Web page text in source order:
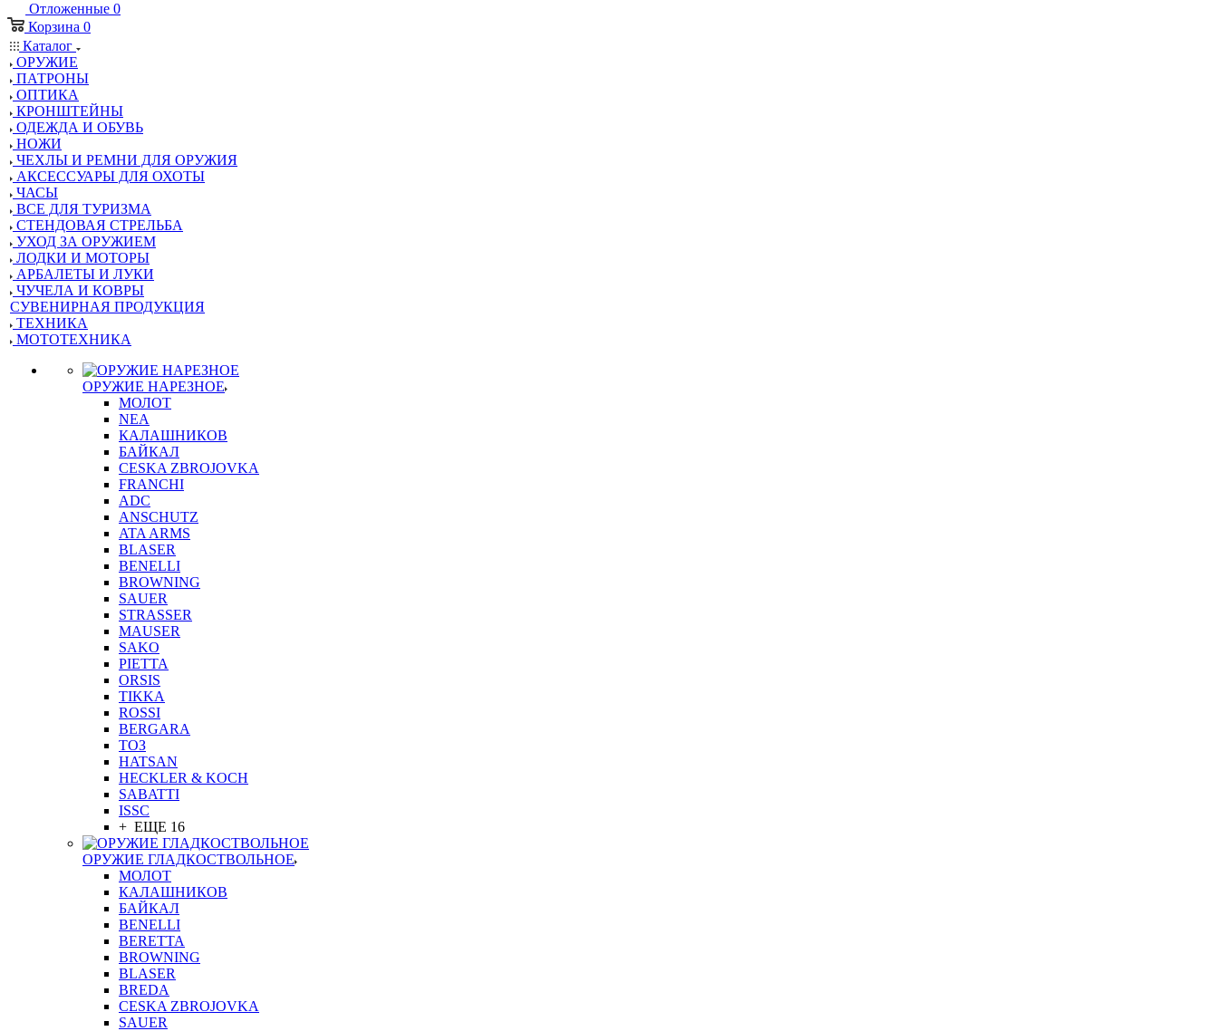
Отложенные 0
Корзина 0
Каталог
ОРУЖИЕ
ПАТРОНЫ
ОПТИКА
КРОНШТЕЙНЫ
ОДЕЖДА И ОБУВЬ
НОЖИ
ЧЕХЛЫ И РЕМНИ ДЛЯ ОРУЖИЯ
АКСЕССУАРЫ ДЛЯ ОХОТЫ
ЧАСЫ
ВСЕ ДЛЯ ТУРИЗМА
СТЕНДОВАЯ СТРЕЛЬБА
УХОД ЗА ОРУЖИЕМ
ЛОДКИ И МОТОРЫ
АРБАЛЕТЫ И ЛУКИ
ЧУЧЕЛА И КОВРЫ
СУВЕНИРНАЯ ПРОДУКЦИЯ
ТЕХНИКА
МОТОТЕХНИКА
ОРУЖИЕ НАРЕЗНОЕ
МОЛОТ
NEA
КАЛАШНИКОВ
БАЙКАЛ
CESKA ZBROJOVKA
FRANCHI
ADC
ANSCHUTZ
ATA ARMS
BLASER
BENELLI
BROWNING
SAUER
STRASSER
MAUSER
SAKO
PIETTA
ORSIS
TIKKA
ROSSI
BERGARA
ТОЗ
HATSAN
HECKLER & KOCH
SABATTI
ISSC
+ ЕЩЕ 16
ОРУЖИЕ ГЛАДКОСТВОЛЬНОЕ
МОЛОТ
КАЛАШНИКОВ
БАЙКАЛ
BENELLI
BERETTA
BROWNING
BLASER
BREDA
CESKA ZBROJOVKA
SAUER